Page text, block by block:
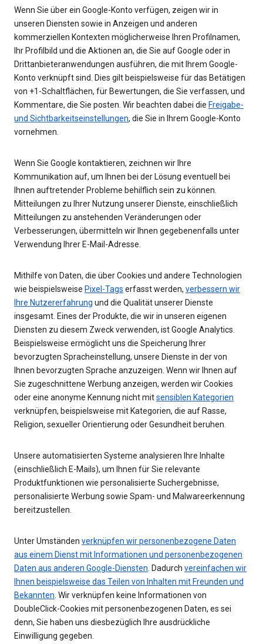
Wenn Sie über ein Google-Konto verfügen, zeigen wir in
unseren Diensten sowie in Anzeigen und anderen
kommerziellen Kontexten möglicherweise Ihren Profilnamen,
Ihr Profilbild und die Aktionen an, die Sie auf Google oder in
Drittanbieteranwendungen ausführen, die mit Ihrem Google-
Konto verknüpft sind. Dies gilt beispielsweise für das Betätigen
von +1-Schaltflächen, für Bewertungen, die Sie verfassen, und
Kommentare, die Sie posten. Wir beachten dabei die Freigabe-
und Sichtbarkeitseinstellungen, die Sie in Ihrem Google-Konto
vornehmen.
Wenn Sie Google kontaktieren, zeichnen wir Ihre
Kommunikation auf, um Ihnen bei der Lösung eventuell bei
Ihnen auftretender Probleme behilflich sein zu können.
Mitteilungen zu Ihrer Nutzung unserer Dienste, einschließlich
Mitteilungen zu anstehenden Veränderungen oder
Verbesserungen, übermitteln wir Ihnen gegebenenfalls unter
Verwendung Ihrer E-Mail-Adresse.
Mithilfe von Daten, die über Cookies und andere Technologien
wie beispielsweise Pixel-Tags erfasst werden, verbessern wir
Ihre Nutzererfahrung und die Qualität unserer Dienste
insgesamt. Eines der Produkte, die wir in unseren eigenen
Diensten zu diesem Zweck verwenden, ist Google Analytics.
Beispielsweise ermöglicht uns die Speicherung Ihrer
bevorzugten Spracheinstellung, unsere Dienste in der von
Ihnen bevorzugten Sprache anzuzeigen. Wenn wir Ihnen auf
Sie zugeschnittene Werbung anzeigen, werden wir Cookies
oder eine anonyme Kennung nicht mitsensiblen Kategorien
verknüpfen, beispielsweise mit Kategorien, die auf Rasse,
Religion, sexueller Orientierung oder Gesundheit beruhen.
Unsere automatisierten Systeme analysieren Ihre Inhalte
(einschließlich E-Mails), um Ihnen für Sie relevante
Produktfunktionen wie personalisierte Suchergebnisse,
personalisierte Werbung sowie Spam- und Malwareerkennung
bereitzustellen.
Unter Umständen verknüpfen wir personenbezogene Daten
aus einem Dienst mit Informationen und personenbezogenen
Daten aus anderen Google-Diensten. Dadurch vereinfachen wir
Ihnen beispielsweise das Teilen von Inhalten mit Freunden und
Bekannten. Wir verknüpfen keine Informationen von
DoubleClick-Cookies mit personenbezogenen Daten, es sei
denn, Sie haben uns diesbezüglich Ihre ausdrückliche
Einwilligung gegeben.